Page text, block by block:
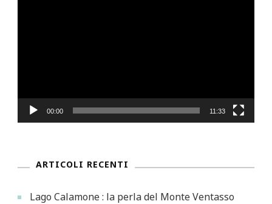
00:00 11:33
ARTICOLI RECENTI
Lago Calamone : la perla del Monte Ventasso